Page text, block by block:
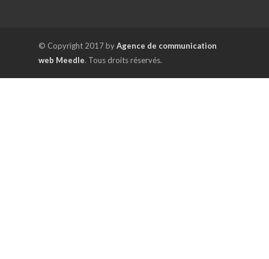
© Copyright 2017 byAgence de communication
web Meedle. Tous droits réservés.